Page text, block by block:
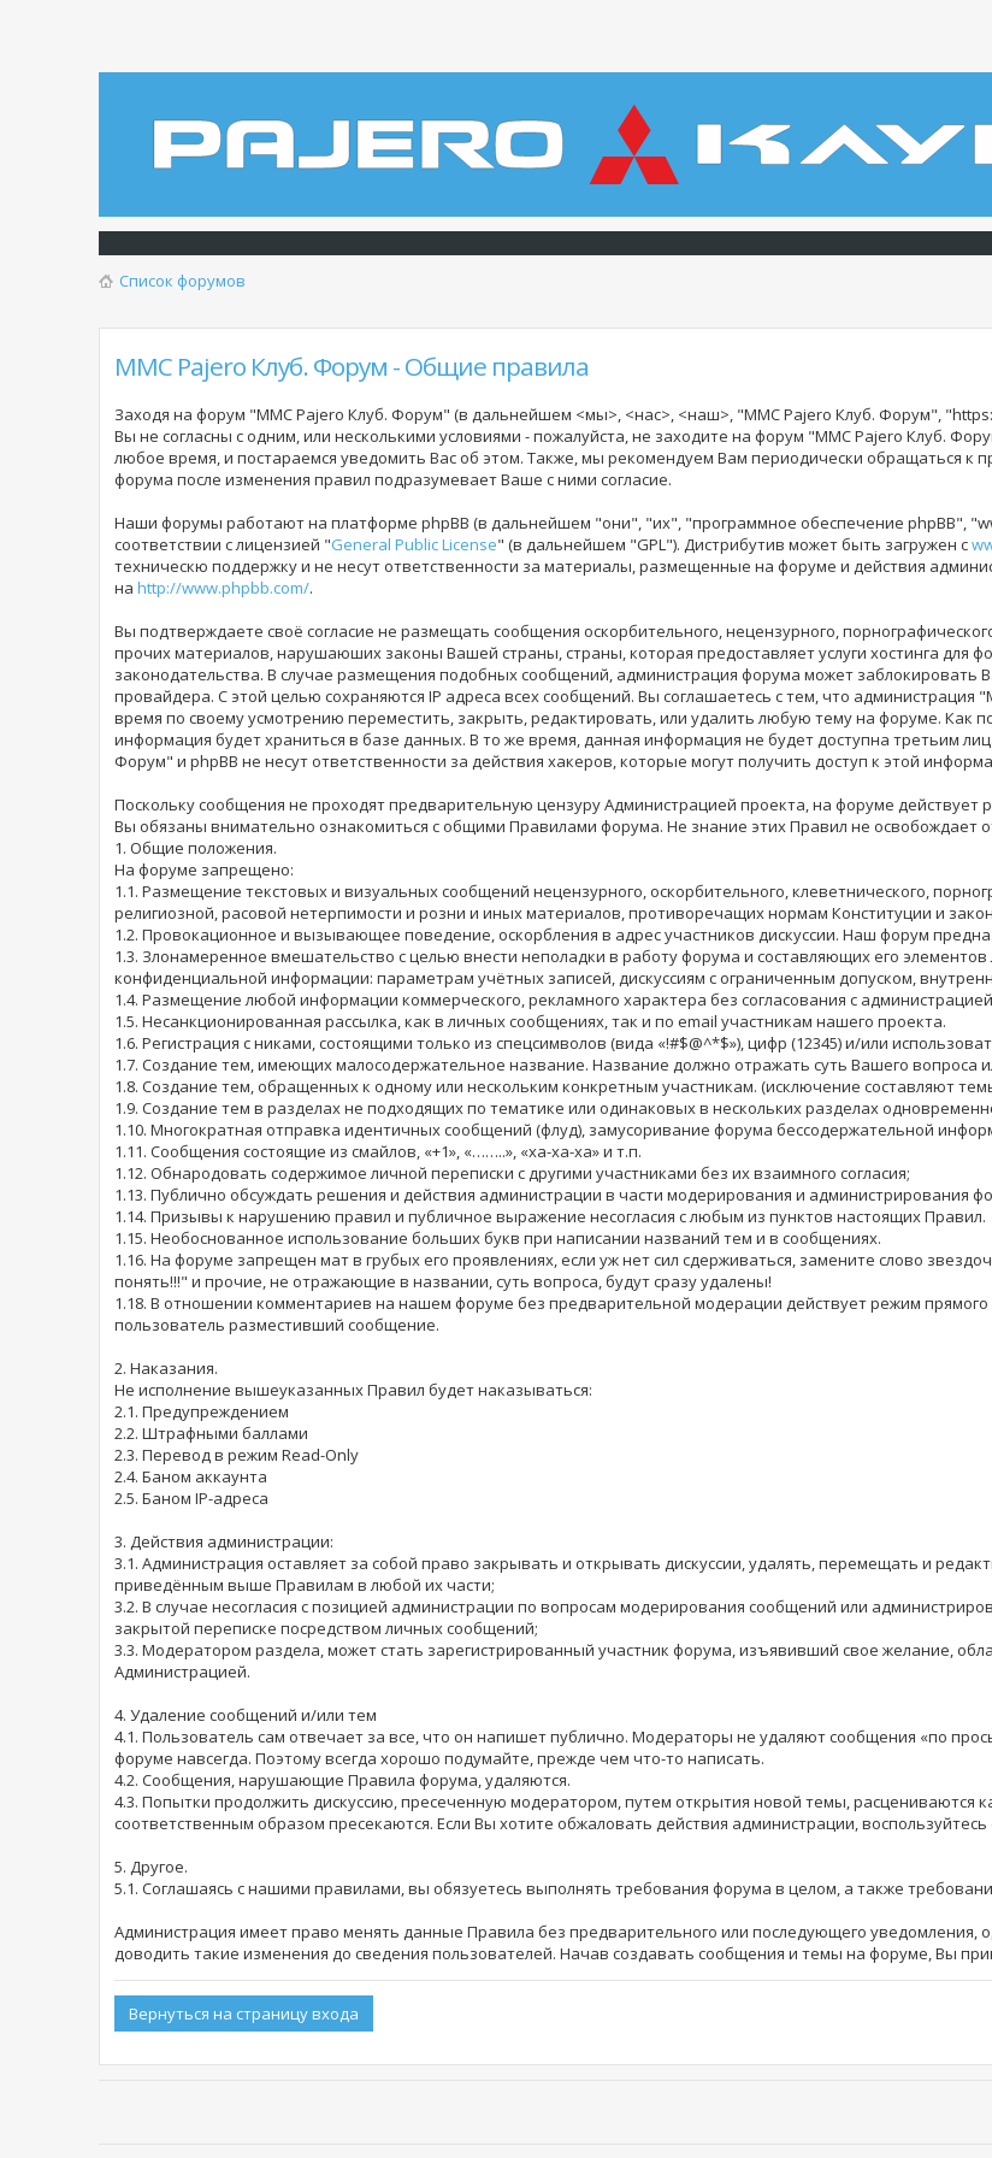
Список форумов
MMC Pajero Клуб. Форум - Общие правила
Заходя на форум "MMC Pajero Клуб. Форум" (в дальнейшем <мы>, <нас>, <наш>, "MMC Pajero Клуб. Форум",
Вы не согласны с одним, или несколькими условиями - пожалуйста, не заходите на форум "MMC Pajero Клуб.
любое время, и постараемся уведомить Вас об этом. Также, мы рекомендуем Вам периодически обращаться к
форума после изменения правил подразумевает Ваше с ними согласие.
Наши форумы работают на платформе phpBB (в дальнейшем "они", "их", "программное обеспечение phpBB",
соответствии с лицензией "General Public License" (в дальнейшем "GPL"). Дистрибутив может быть загружен с
техническю поддержку и не несут ответственности за материалы, размещенные на форуме и действия
на http://www.phpbb.com/.
Вы подтверждаете своё согласие не размещать сообщения оскорбительного, нецензурного,
прочих материалов, нарушаюших законы Вашей страны, страны, которая предоставляет услуги хостинга для
законодательства. В случае размещения подобных сообщений, администрация форума может заблокировать
провайдера. С этой целью сохраняются IP адреса всех сообщений. Вы соглашаетесь с тем, что администрация
время по своему усмотрению переместить, закрыть, редактировать, или удалить любую тему на форуме. Как
информация будет храниться в базе данных. В то же время, данная информация не будет доступна третьим
Форум" и phpBB не несут ответственности за действия хакеров, которые могут получить доступ к этой
Поскольку сообщения не проходят предварительную цензуру Администрацией проекта, на форуме
Вы обязаны внимательно ознакомиться с общими Правилами форума. Не знание этих Правил не освобождает
1. Общие положения.
На форуме запрещено:
1.1. Размещение текстовых и визуальных сообщений нецензурного, оскорбительного, клеветнического,
религиозной, расовой нетерпимости и розни и иных материалов, противоречащих нормам Конституции и
1.2. Провокационное и вызывающее поведение, оскорбления в адрес участников дискуссии. Наш форум
1.3. Злонамеренное вмешательство с целью внести неполадки в работу форума и составляющих его
конфиденциальной информации: параметрам учётных записей, дискуссиям с ограниченным допуском,
1.4. Размещение любой информации коммерческого, рекламного характера без согласования с
1.5. Несанкционированная рассылка, как в личных сообщениях, так и по email участникам нашего проекта.
1.6. Регистрация с никами, состоящими только из спецсимволов (вида «!#$@^*$»), цифр (12345) и/или
1.7. Создание тем, имеющих малосодержательное название. Название должно отражать суть Вашего вопроса
1.8. Создание тем, обращенных к одному или нескольким конкретным участникам. (исключение составляют
1.9. Создание тем в разделах не подходящих по тематике или одинаковых в нескольких разделах
1.10. Многократная отправка идентичных сообщений (флуд), замусоривание форума бессодержательной
1.11. Сообщения состоящие из смайлов, «+1», «……..», «ха-ха-ха» и т.п.
1.12. Обнародовать содержимое личной переписки с другими участниками без их взаимного согласия;
1.13. Публично обсуждать решения и действия администрации в части модерирования и администрирования
1.14. Призывы к нарушению правил и публичное выражение несогласия с любым из пунктов настоящих Правил.
1.15. Необоснованное использование больших букв при написании названий тем и в сообщениях.
1.16. На форуме запрещен мат в грубых его проявлениях, если уж нет сил сдерживаться, замените слово
понять!!!" и прочие, не отражающие в названии, суть вопроса, будут сразу удалены!
1.18. В отношении комментариев на нашем форуме без предварительной модерации действует режим
пользователь разместивший сообщение.
2. Наказания.
Не исполнение вышеуказанных Правил будет наказываться:
2.1. Предупреждением
2.2. Штрафными баллами
2.3. Перевод в режим Read-Only
2.4. Баном аккаунта
2.5. Баном IP-адреса
3. Действия администрации:
3.1. Администрация оставляет за собой право закрывать и открывать дискуссии, удалять, перемещать и
приведённым выше Правилам в любой их части;
3.2. В случае несогласия с позицией администрации по вопросам модерирования сообщений или
закрытой переписке посредством личных сообщений;
3.3. Модератором раздела, может стать зарегистрированный участник форума, изъявивший свое желание,
Администрацией.
4. Удаление сообщений и/или тем
4.1. Пользователь сам отвечает за все, что он напишет публично. Модераторы не удаляют сообщения «по
форуме навсегда. Поэтому всегда хорошо подумайте, прежде чем что-то написать.
4.2. Сообщения, нарушающие Правила форума, удаляются.
4.3. Попытки продолжить дискуссию, пресеченную модератором, путем открытия новой темы, расцениваются
соответственным образом пресекаются. Если Вы хотите обжаловать действия администрации,
5. Другое.
5.1. Соглашаясь с нашими правилами, вы обязуетесь выполнять требования форума в целом, а также
Администрация имеет право менять данные Правила без предварительного или последующего уведомления,
доводить такие изменения до сведения пользователей. Начав создавать сообщения и темы на форуме, Вы
Вернуться на страницу входа